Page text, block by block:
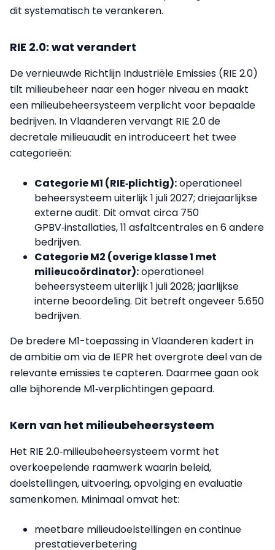
dit systematisch te verankeren.
RIE 2.0: wat verandert
De vernieuwde Richtlijn Industriële Emissies (RIE 2.0)
tilt milieubeheer naar een hoger niveau en maakt
een milieubeheersysteem verplicht voor bepaalde
bedrijven. In Vlaanderen vervangt RIE 2.0 de
decretale milieuaudit en introduceert het twee
categorieën:
Categorie M1 (RIE‑plichtig):operationeel
beheersysteem uiterlijk 1 juli 2027; driejaarlijkse
externe audit. Dit omvat circa 750
GPBV‑installaties, 11 asfaltcentrales en 6 andere
bedrijven.
Categorie M2 (overige klasse 1 met
milieucoördinator):operationeel
beheersysteem uiterlijk 1 juli 2028; jaarlijkse
interne beoordeling. Dit betreft ongeveer 5.650
bedrijven.
De bredere M1-toepassing in Vlaanderen kadert in
de ambitie om via de IEPR het overgrote deel van de
relevante emissies te capteren. Daarmee gaan ook
alle bijhorende M1‑verplichtingen gepaard.
Kern van het milieubeheersysteem
Het RIE 2.0‑milieubeheersysteem vormt het
overkoepelende raamwerk waarin beleid,
doelstellingen, uitvoering, opvolging en evaluatie
samenkomen. Minimaal omvat het:
meetbare milieudoelstellingen en continue
prestatieverbetering